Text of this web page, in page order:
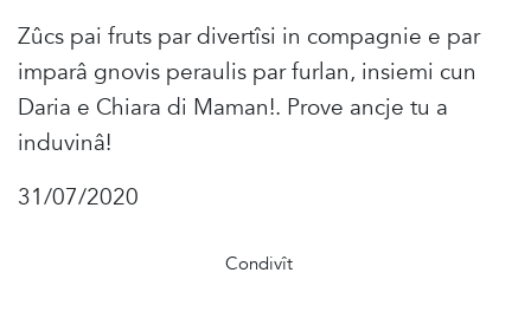
Zûcs pai fruts par divertîsi in compagnie e par
imparâ gnovis peraulis par furlan, insiemi cun
Daria e Chiara di Maman!. Prove ancje tu a
induvinâ!
31/07/2020
Condivît